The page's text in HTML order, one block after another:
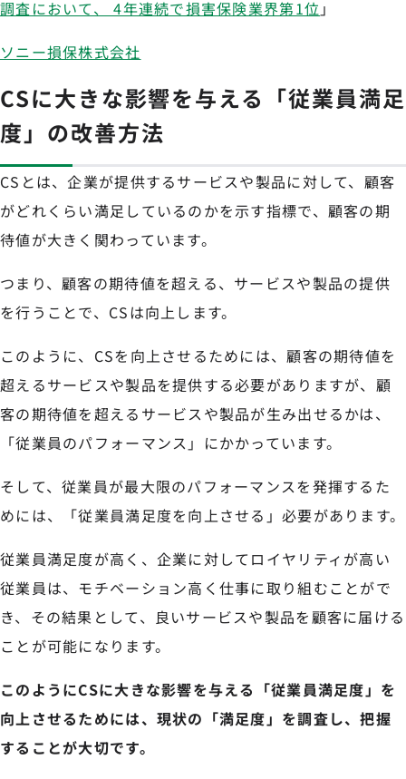
調査において、 4年連続で損害保険業界第1位 」
ソニー損保株式会社
CSに大きな影響を与える「従業員満足
度」の改善方法
CSとは、企業が提供するサービスや製品に対して、顧客
がどれくらい満足しているのかを示す指標で、顧客の期
待値が大きく関わっています。
つまり、顧客の期待値を超える、サービスや製品の提供
を行うことで、CSは向上します。
このように、CSを向上させるためには、顧客の期待値を
超えるサービスや製品を提供する必要がありますが、顧
客の期待値を超えるサービスや製品が生み出せるかは、
「従業員のパフォーマンス」にかかっています。
そして、従業員が最大限のパフォーマンスを発揮するた
めには、「従業員満足度を向上させる」必要があります。
従業員満足度が高く、企業に対してロイヤリティが高い
従業員は、モチベーション高く仕事に取り組むことがで
き、その結果として、良いサービスや製品を顧客に届ける
ことが可能になります。
このようにCSに大きな影響を与える「従業員満足度」を
向上させるためには、現状の「満足度」を調査し、把握
することが大切です。